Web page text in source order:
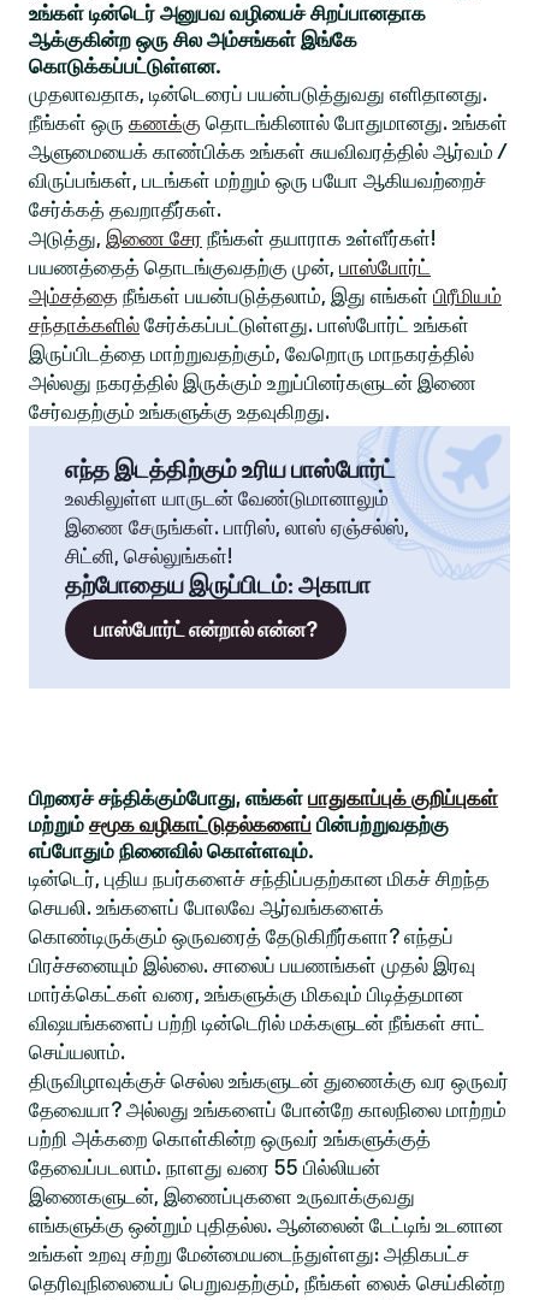
உங்கள் டின்டெர் அனுபவ வழியைச் சிறப்பானதாக
ஆக்குகின்ற ஒரு சில அம்சங்கள் இங்கே
கொடுக்கப்பட்டுள்ளன.
முதலாவதாக, டின்டெரைப் பயன்படுத்துவது எளிதானது.
நீங்கள் ஒரு கணக்கு தொடங்கினால் போதுமானது. உங்கள்
ஆளுமையைக் காண்பிக்க உங்கள் சுயவிவரத்தில் ஆர்வம் /
விருப்பங்கள், படங்கள் மற்றும் ஒரு பயோ ஆகியவற்றைச்
சேர்க்கத் தவறாதீர்கள்.
அடுத்து, இணை சேர நீங்கள் தயாராக உள்ளீர்கள்!
பயணத்தைத் தொடங்குவதற்கு முன், பாஸ்போர்ட்
அம்சத்தை நீங்கள் பயன்படுத்தலாம், இது எங்கள் பிரீமியம்
சந்தாக்களில் சேர்க்கப்பட்டுள்ளது. பாஸ்போர்ட் உங்கள்
இருப்பிடத்தை மாற்றுவதற்கும், வேறொரு மாநகரத்தில்
அல்லது நகரத்தில் இருக்கும் உறுப்பினர்களுடன் இணை
சேர்வதற்கும் உங்களுக்கு உதவுகிறது.
எந்த இடத்திற்கும் உரிய பாஸ்போர்ட்
உலகிலுள்ள யாருடன் வேண்டுமானாலும்
இணை சேருங்கள். பாரிஸ், லாஸ் ஏஞ்சல்ஸ்,
சிட்னி, செல்லுங்கள்!
தற்போதைய இருப்பிடம்: அகாபா
பாஸ்போர்ட் என்றால் என்ன?
பிறரைச் சந்திக்கும்போது, எங்கள் பாதுகாப்புக் குறிப்புகள்
மற்றும் சமூக வழிகாட்டுதல்களைப் பின்பற்றுவதற்கு
எப்போதும் நினைவில் கொள்ளவும்.
டின்டெர், புதிய நபர்களைச் சந்திப்பதற்கான மிகச் சிறந்த
செயலி. உங்களைப் போலவே ஆர்வங்களைக்
கொண்டிருக்கும் ஒருவரைத் தேடுகிறீர்களா? எந்தப்
பிரச்சனையும் இல்லை. சாலைப் பயணங்கள் முதல் இரவு
மார்க்கெட்கள் வரை, உங்களுக்கு மிகவும் பிடித்தமான
விஷயங்களைப் பற்றி டின்டெரில் மக்களுடன் நீங்கள் சாட்
செய்யலாம்.
திருவிழாவுக்குச் செல்ல உங்களுடன் துணைக்கு வர ஒருவர்
தேவையா? அல்லது உங்களைப் போன்றே காலநிலை மாற்றம்
பற்றி அக்கறை கொள்கின்ற ஒருவர் உங்களுக்குத்
தேவைப்படலாம். நாளது வரை 55 பில்லியன்
இணைகளுடன், இணைப்புகளை உருவாக்குவது
எங்களுக்கு ஒன்றும் புதிதல்ல. ஆன்லைன் டேட்டிங் உடனான
உங்கள் உறவு சற்று மேன்மையடைந்துள்ளது: அதிகபட்ச
தெரிவுநிலையைப் பெறுவதற்கும், நீங்கள் லைக் செய்கின்ற